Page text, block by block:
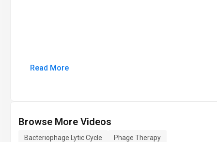
Read More
Browse More Videos
Bacteriophage Lytic Cycle
Phage Therapy